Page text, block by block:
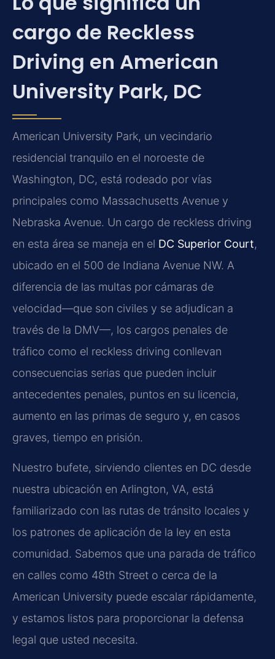
cargo de Reckless
Driving en American
University Park, DC
American University Park, un vecindario
residencial tranquilo en el noroeste de
Washington, DC, está rodeado por vías
principales como Massachusetts Avenue y
Nebraska Avenue. Un cargo de reckless driving
en esta área se maneja en el DC Superior Court,
ubicado en el 500 de Indiana Avenue NW. A
diferencia de las multas por cámaras de
velocidad—que son civiles y se adjudican a
través de la DMV—, los cargos penales de
tráfico como el reckless driving conllevan
consecuencias serias que pueden incluir
antecedentes penales, puntos en su licencia,
aumento en las primas de seguro y, en casos
graves, tiempo en prisión.
Nuestro bufete, sirviendo clientes en DC desde
nuestra ubicación en Arlington, VA, está
familiarizado con las rutas de tránsito locales y
los patrones de aplicación de la ley en esta
comunidad. Sabemos que una parada de tráfico
en calles como 48th Street o cerca de la
American University puede escalar rápidamente,
y estamos listos para proporcionar la defensa
legal que usted necesita.